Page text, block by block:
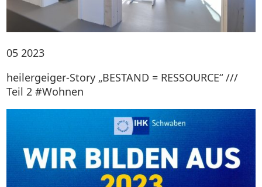
05 2023
heilergeiger-Story „BESTAND = RESSOURCE“ ///
Teil 2 #Wohnen